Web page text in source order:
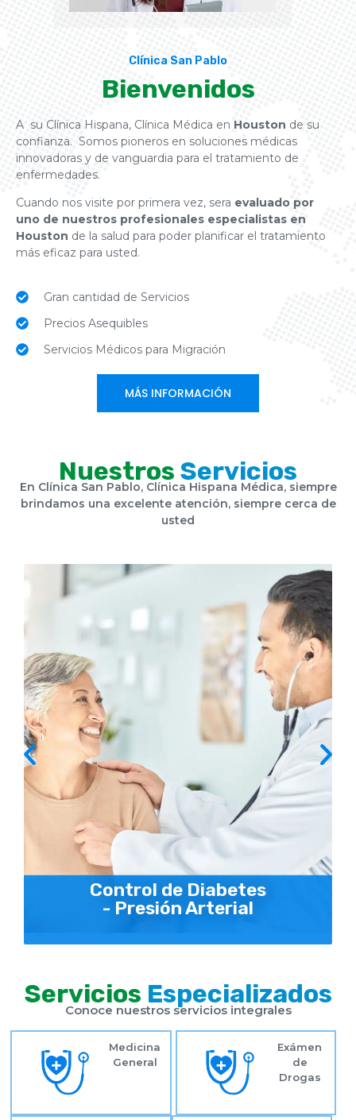
Clínica San Pablo
Bienvenidos
A su Clínica Hispana, Clínica Médica en Houston de su
confianza. Somos pioneros en soluciones médicas
innovadoras y de vanguardia para el tratamiento de
enfermedades.
Cuando nos visite por primera vez, sera evaluado por
uno de nuestros profesionales especialistas en
Houston de la salud para poder planificar el tratamiento
más eficaz para usted.
Gran cantidad de Servicios
Precios Asequibles
Servicios Médicos para Migración
MÁS INFORMACIÓN
Nuestros Servicios
En Clínica San Pablo, Clínica Hispana Médica, siempre
brindamos una excelente atención, siempre cerca de
usted
Control de Diabetes
- Presión Arterial
Servicios Especializados
Conoce nuestros servicios integrales
Medicina
General
Exámen
de
Drogas